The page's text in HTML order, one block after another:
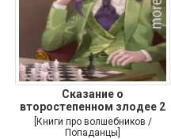
Сказание о
второстепенном злодее 2
[Книги про волшебников /
Попаданцы]